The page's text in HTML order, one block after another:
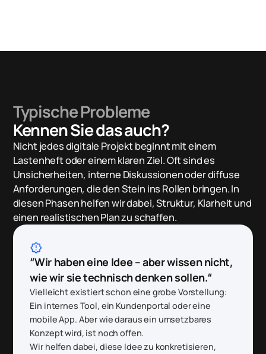
Typische Probleme
Kennen Sie das auch?
Nicht jedes digitale Projekt beginnt mit einem
Lastenheft oder einem klaren Ziel. Oft sind es
Unsicherheiten, interne Diskussionen oder diffuse
Anforderungen, die den Stein ins Rollen bringen. In
diesen Phasen helfen wir dabei, Struktur, Klarheit und
einen realistischen Plan zu schaffen.
brightness_alert
“Wir haben eine Idee – aber wissen nicht,
wie wir sie technisch denken sollen.“
Vielleicht existiert schon eine grobe Vorstellung:
Ein internes Tool, ein Kundenportal oder eine
mobile App. Aber wie daraus ein umsetzbares
Konzept wird, ist noch offen.
Wir helfen dabei, diese Idee zu konkretisieren,